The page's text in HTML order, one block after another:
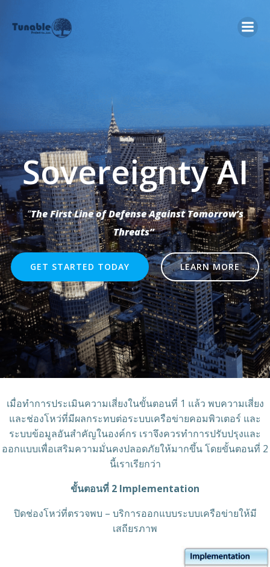
Sovereignty AI
“The First Line of Defense Against Tomorrow’s
Threats”
GET STARTED TODAY LEARN MORE
เมื่อทำการประเมินความเสี่ยงในขั้นตอนที่ 1 แล้ว พบความเสี่ยง
และช่องโหว่ที่มีผลกระทบต่อระบบเครือข่ายคอมพิวเตอร์ และ
ระบบข้อมูลอันสำคัญในองค์กร เราจึงควรทำการปรับปรุงและ
ออกแบบเพื่อเสริมความมั่นคงปลอดภัยให้มากขึ้น โดยขั้นตอนที่ 2
นี้เราเรียกว่า
ขั้นตอนที่ 2 Implementation
ปิดช่องโหว่ที่ตรวจพบ – บริการออกแบบระบบเครือข่ายให้มี
เสถียรภาพ